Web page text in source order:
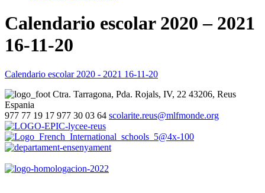
Calendario escolar 2020 – 2021
16-11-20
Calendario escolar 2020 - 2021 16-11-20
Ctra. Tarragona, Pda. Rojals, IV, 22 43206, Reus
Espania
977 77 19 17 977 30 03 64 scolarite.reus@mlfmonde.org